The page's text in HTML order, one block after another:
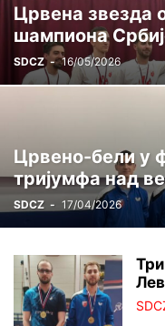
ЦРВЕНА
Црвена звезда
шампиона
SDCZ - 16/05/2026
Црвено-бели у
тријумфа над
SDCZ - 17/04/2026